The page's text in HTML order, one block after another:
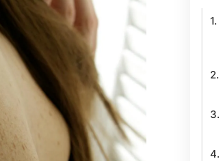
Tabletka „dzień po”
Ubezpieczenie na życie